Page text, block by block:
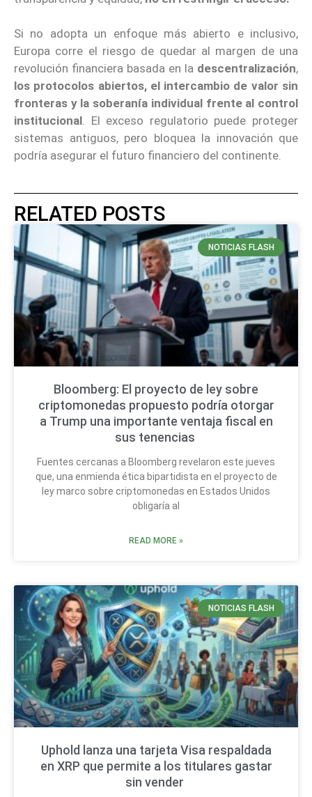
Si no adopta un enfoque más abierto e inclusivo,
Europa corre el riesgo de quedar al margen de una
revolución financiera basada en la descentralización,
los protocolos abiertos, el intercambio de valor sin
fronteras y la soberanía individual frente al control
institucional. El exceso regulatorio puede proteger
sistemas antiguos, pero bloquea la innovación que
podría asegurar el futuro financiero del continente.
RELATED POSTS
NOTICIAS FLASH
Bloomberg: El proyecto de ley sobre
criptomonedas propuesto podría otorgar
a Trump una importante ventaja fiscal en
sus tenencias
Fuentes cercanas a Bloomberg revelaron este jueves
que, una enmienda ética bipartidista en el proyecto de
ley marco sobre criptomonedas en Estados Unidos
obligaría al
READ MORE »
NOTICIAS FLASH
Uphold lanza una tarjeta Visa respaldada
en XRP que permite a los titulares gastar
sin vender